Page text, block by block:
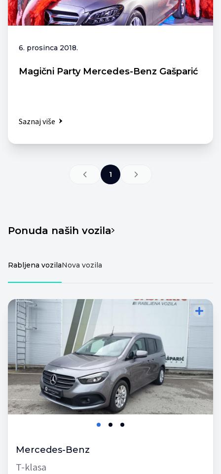
6. prosinca 2018.
Magični Party Mercedes-Benz Gašparić
Saznaj više
1
Ponuda naših vozila
Rabljena vozilaNova vozila
Dodajte vozilo za
usporedbu
Mercedes-Benz
T-klasa